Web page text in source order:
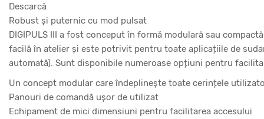
Descarcă
Robust și puternic cu mod pulsat
DIGIPULS III a fost conceput în formă modulară sau
facilă în atelier și este potrivit pentru toate aplicațiile de
automată). Sunt disponibile numeroase opțiuni pentru
Un concept modular care îndeplinește toate cerințele
Panouri de comandă ușor de utilizat
Echipament de mici dimensiuni pentru facilitarea accesului